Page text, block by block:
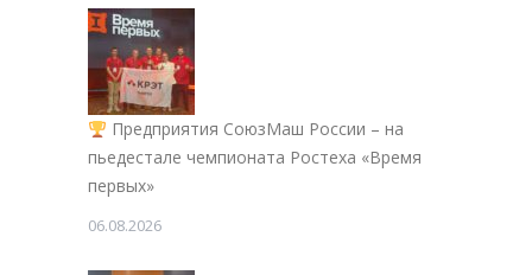
Предприятия СоюзМаш России – на
пьедестале чемпионата Ростеха «Время
первых»
06.08.2026